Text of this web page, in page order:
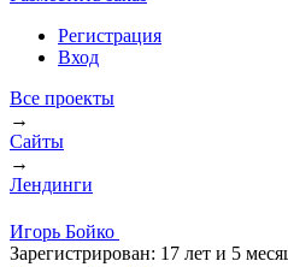
Регистрация
Вход
Все проекты
→
Сайты
→
Лендинги
Игорь Бойко
Зарегистрирован: 17 лет и 5